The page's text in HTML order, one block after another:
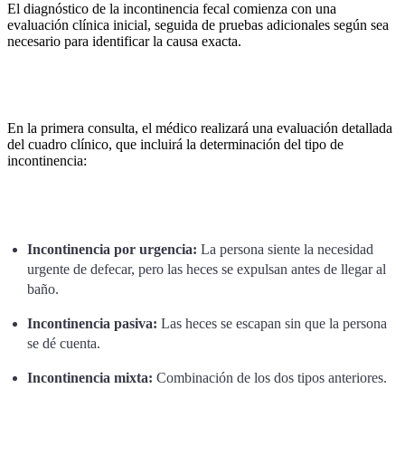
El diagnóstico de la incontinencia fecal comienza con una
evaluación clínica inicial, seguida de pruebas adicionales según sea
necesario para identificar la causa exacta.
En la primera consulta, el médico realizará una evaluación detallada
del cuadro clínico, que incluirá la determinación del tipo de
incontinencia:
Incontinencia por urgencia: La persona siente la necesidad
urgente de defecar, pero las heces se expulsan antes de llegar al
baño.
Incontinencia pasiva: Las heces se escapan sin que la persona
se dé cuenta.
Incontinencia mixta: Combinación de los dos tipos anteriores.